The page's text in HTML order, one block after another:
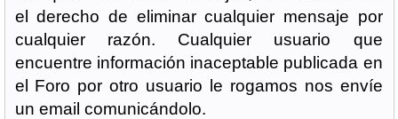
el derecho de eliminar cualquier mensaje por
cualquier razón. Cualquier usuario que
encuentre información inaceptable publicada en
el Foro por otro usuario le rogamos nos envíe
un email comunicándolo.